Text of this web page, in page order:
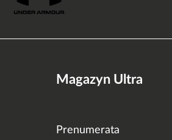
Magazyn Ultra
Prenumerata